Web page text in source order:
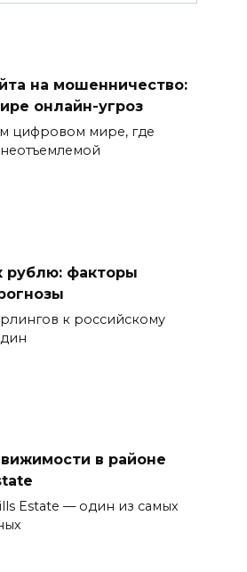
на мошенничество:
онлайн-угроз
цифровом мире, где
рублю: факторы
к российскому
в районе
Estate — один из самых